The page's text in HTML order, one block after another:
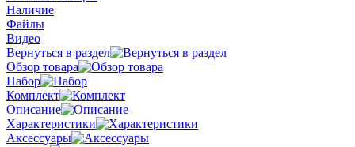
Наличие
Файлы
Видео
Вернуться в раздел
Обзор товара
Набор
Комплект
Описание
Характеристики
Аксессуары